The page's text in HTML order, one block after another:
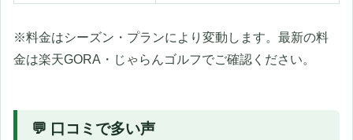
※料金はシーズン・プランにより変動します。最新の料
金は楽天GORA・じゃらんゴルフでご確認ください。
💬 口コミで多い声